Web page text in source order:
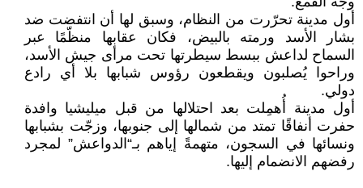
أول مدينة تحرّرت من النظام، وسبق لها أن انتفضت ضد
بشار الأسد ورمته بالبيض، فكان عقابها منظّمًا عبر
السماح لداعش ببسط سيطرتها تحت مرأى جيش الأسد،
وراحوا يُصلبون ويقطعون رؤوس شبابها بلا أي رادع
دولي.
أول مدينة أُهمِلت بعد احتلالها من قبل ميليشيا وافدة
حفرت أنفاقًا تمتد من شمالها إلى جنوبها، وزجّت بشبابها
ونسائها في السجون، متهمةً إياهم بـ“الدواعش” لمجرد
رفضهم الانضمام إليها.